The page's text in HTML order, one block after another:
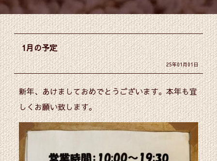
1月の予定
25年01月01日
新年、あけましておめでとうございます。本年も宜
しくお願い致します。